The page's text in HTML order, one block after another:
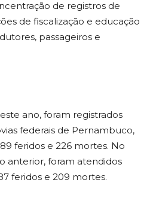
de registros de
de fiscalização e educação
passageiros e
ano, foram registrados
federais de Pernambuco,
feridos e 226 mortes. No
anterior, foram atendidos
feridos e 209 mortes.